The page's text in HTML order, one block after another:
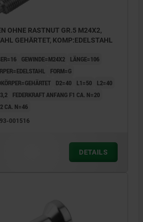
OHNE RASTNUT GR.5 M24X2,
GEHÄRTET, KOMP:EDELSTAHL
GEWINDE=M24X2
LÄNGE=106
FORM=G
D2=40 L1=50
L2=40
FEDERKRAFT ANFANG F1 CA. N=20
CA. N=46
001516
DETAILS